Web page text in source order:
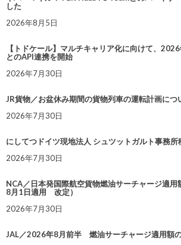
した
2026年8月5日
【トドケール】マルチキャリア化に向けて、
とのAPI連携を開始
2026年7月30日
JR貨物／お盆休み期間の貨物列車の運転計画につ
2026年7月30日
にしてつドイツ現地法人 シュツットガルト事務所
2026年7月30日
NCA／日本発国際航空貨物燃油サーチャージ適
8月1日適用 改定）
2026年7月30日
JAL／2026年8月前半 燃油サーチャージ適用額